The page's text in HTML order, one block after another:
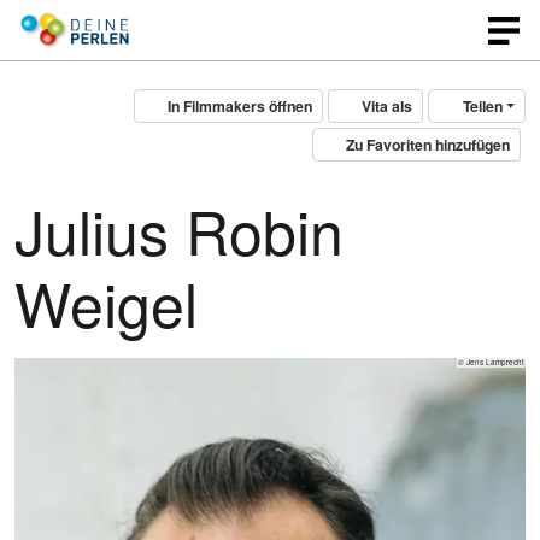
Teilen
Vita als
In Filmmakers öffnen
Zu Favoriten hinzufügen
Julius Robin
Weigel
© Jens Lamprecht